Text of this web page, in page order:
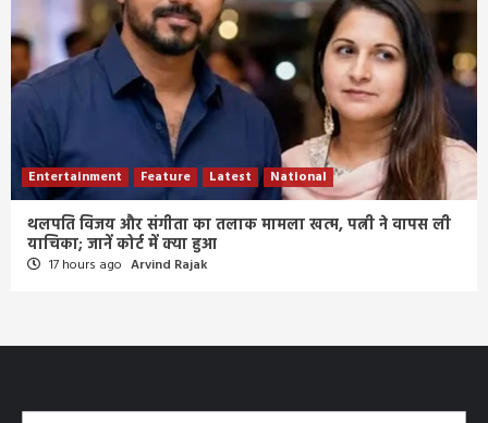
Entertainment Feature Latest National
थलपति विजय और संगीता का तलाक मामला खत्म, पत्नी ने वापस ली
याचिका; जानें कोर्ट में क्या हुआ
17 hours ago Arvind Rajak